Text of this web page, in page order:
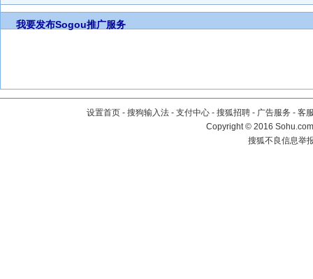
我要发布Sogou推广服务
设置首页 - 搜狗输入法 - 支付中心 - 搜狐招聘 - 广告服务 - 客
Copyright©2016
搜狐不良信息举